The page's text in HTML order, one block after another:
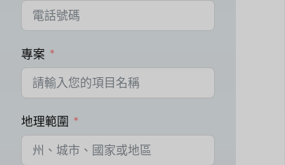
專案
地理範圍